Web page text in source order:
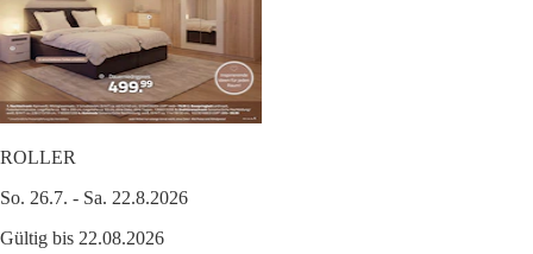
ROLLER
So. 26.7. - Sa. 22.8.2026
Gültig bis 22.08.2026